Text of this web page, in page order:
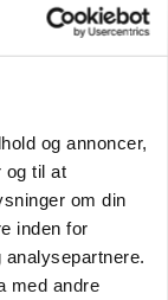
og annoncer,
og til at
om din
inden for
med andre
nyt
ny